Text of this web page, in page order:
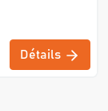
Détails